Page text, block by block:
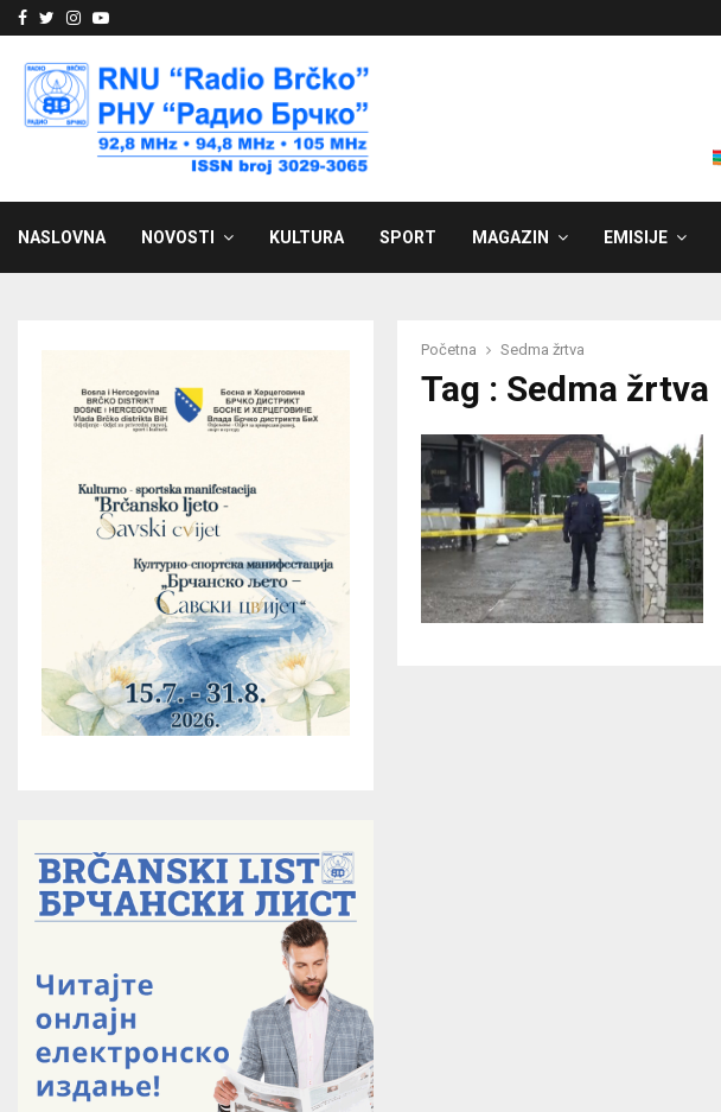
Facebook
Twitter
Instagram
Youtube
NASLOVNA NOVOSTI KULTURA SPORT MAGAZIN EMISIJE
Početna Sedma žrtva
Tag : Sedma žrtva